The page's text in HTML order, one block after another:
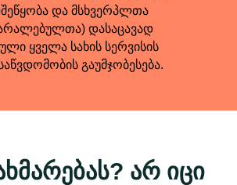
და მსხვერპლთა
დასაცავად
ყველა სახის სერვისის
გაუმჯობესება.
არ იცი